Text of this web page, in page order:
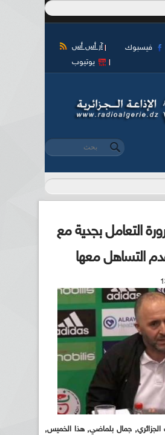
آر أس أس فيسبوك
يوتيوب
استمارة البحث
‏بحث ‏
التعامل بجدية مع
التساهل معها
جمال بلماضي, هذا الخميس,